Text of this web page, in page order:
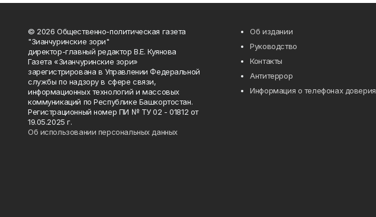
© 2026 Общественно-политическая газета
"Зианчуринские зори"
директор-главный редактор В.Е. Куянова
Газета «Зианчуринские зори»
зарегистрирована в Управлении Федеральной
службы по надзору в сфере связи,
информационных технологий и массовых
коммуникаций по Республике Башкортостан.
Регистрационный номер ПИ № ТУ 02 - 01812 от
19.05.2025 г.
Об использовании персональных данных
Об издании
Руководство
Контакты
Антитеррор
Информация о телефонах доверия